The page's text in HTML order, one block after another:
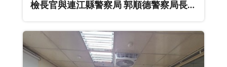
檢長官與連江縣警察局 郭順德警察局長、
刑警大隊長於連江縣警察局討論就馬祖地
區查賄制暴因應與作為。